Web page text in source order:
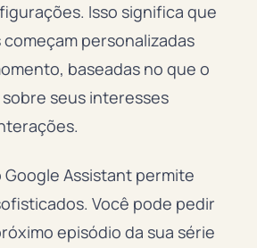
Isso significa que
personalizadas
baseadas no que o
seus interesses
Assistant permite
Você pode pedir
episódio da sua série